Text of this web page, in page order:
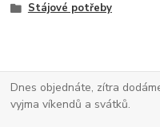
Stájové potřeby
Dnes objednáte, zítra
vyjma víkendů a svátků.